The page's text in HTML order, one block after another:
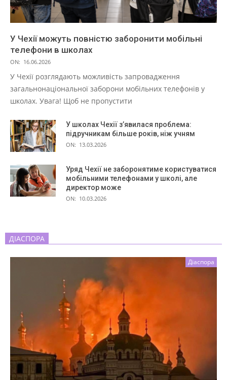
У Чехії можуть повністю заборонити мобільні
телефони в школах
ON: 16.06.2026
У Чехії розглядають можливість запровадження
загальнонаціональної заборони мобільних телефонів у
школах. Увага! Щоб не пропустити
У школах Чехії з’явилася проблема:
підручникам більше років, ніж учням
ON: 13.03.2026
Уряд Чехії не заборонятиме користуватися
мобільними телефонами у школі, але
директор може
ON: 10.03.2026
ДІАСПОРА
Діаспора